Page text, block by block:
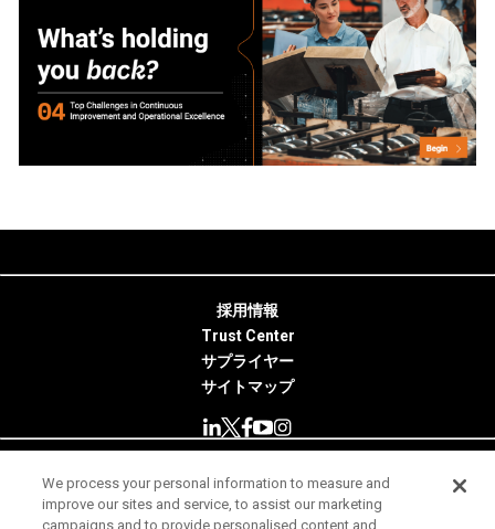
採用情報
Trust Center
サプライヤー
サイトマップ
© 2026 Minitab, LLC. All Rights Reserved.
We process your personal information to measure and
improve our sites and service, to assist our marketing
campaigns and to provide personalised content and